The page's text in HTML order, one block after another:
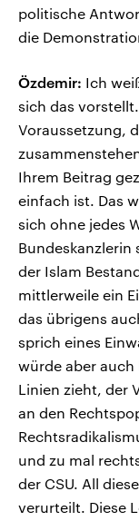
politische
die
Özdemir: Ich
sich das
Voraussetzung,
Ihrem Beitrag
einfach ist. Das
sich ohne jedes
Bundeskanzlerin
der Islam
mittlerweile ein
das übrigens
sprich eines
würde aber auch
Linien zieht, der
an den
und zu mal
der CSU. All
verurteilt. Diese